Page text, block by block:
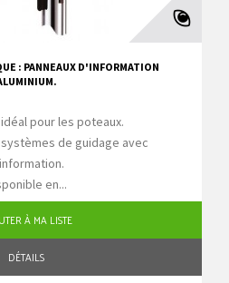
: PANNEAUX D'INFORMATION
pour les poteaux.
de guidage avec
en...
À MA LISTE
DÉTAILS